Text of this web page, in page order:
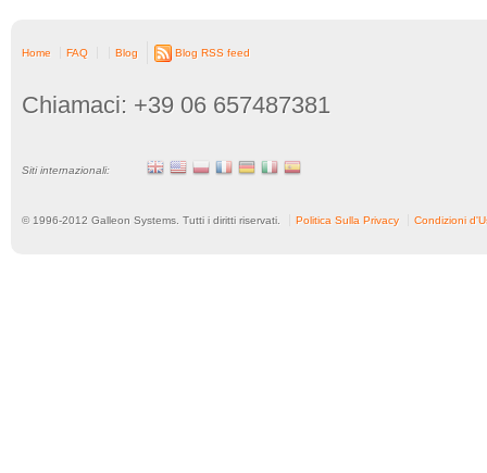
Home FAQ Blog Blog RSS feed
Chiamaci: +39 06 657487381
Siti internazionali:
© 1996-2012 Galleon Systems. Tutti i diritti riservati. Politica Sulla Privacy Condizioni